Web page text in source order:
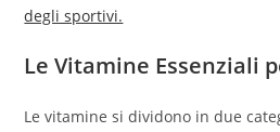
degli sportivi.
Le Vitamine Essenziali
Le vitamine si dividono in due